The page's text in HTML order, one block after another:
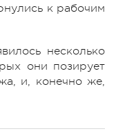
к рабочим
несколько
они позирует
и, конечно же,